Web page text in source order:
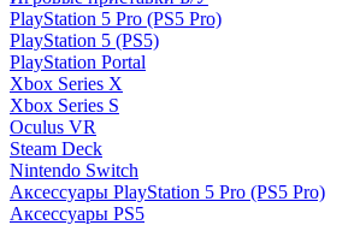
PlayStation 5 Pro (PS5 Pro)
PlayStation 5 (PS5)
PlayStation Portal
Xbox Series X
Xbox Series S
Oculus VR
Steam Deck
Nintendo Switch
Аксессуары PlayStation 5 Pro (PS5 Pro)
Аксессуары PS5